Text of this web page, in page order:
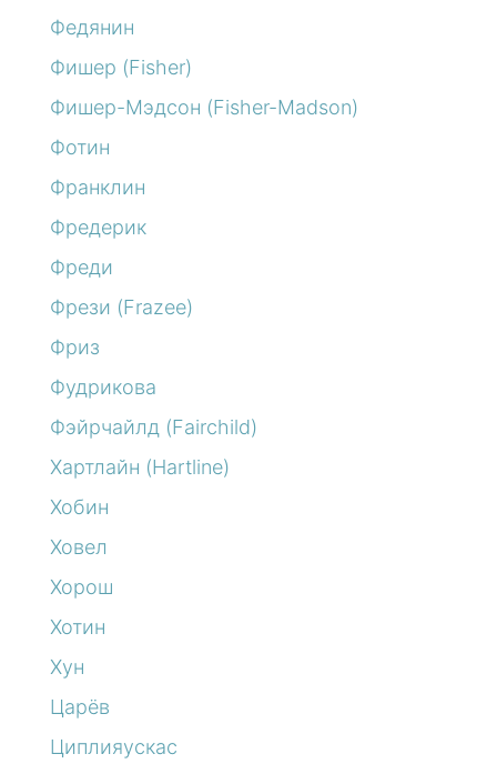
Федянин
Фишер (Fisher)
Фишер-Мэдсон (Fisher-Madson)
Фотин
Франклин
Фредерик
Фреди
Фрези (Frazee)
Фриз
Фудрикова
Фэйрчайлд (Fairchild)
Хартлайн (Hartline)
Хобин
Ховел
Хорош
Хотин
Хун
Царёв
Циплияускас